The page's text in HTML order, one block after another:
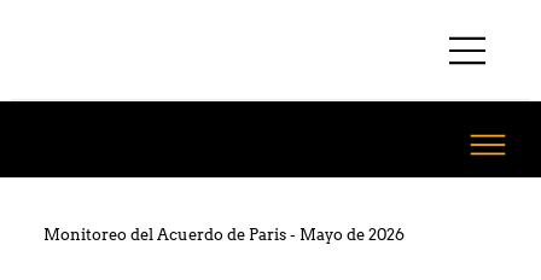
Monitoreo del Acuerdo de Paris - Mayo de 2026